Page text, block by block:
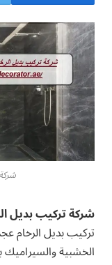
شركة تركيب بديل
تركيب بديل الرخام
الخشبية